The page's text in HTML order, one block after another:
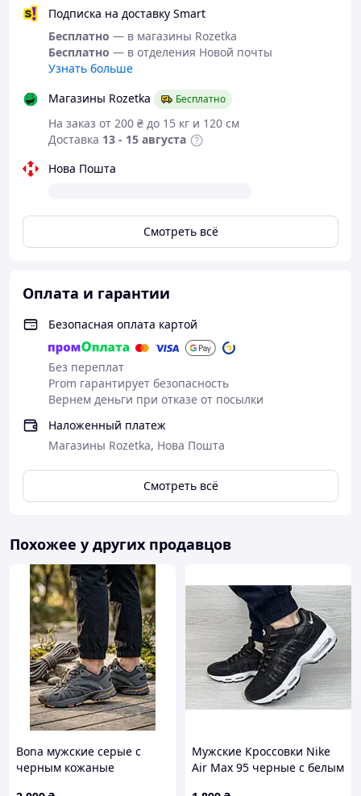
Подписка на доставку Smart
Бесплатно — в магазины Rozetka
Бесплатно — в отделения Новой почты
Узнать больше
Магазины Rozetka
Бесплатно
На заказ от 200 ₴ до 15 кг и 120 см
Доставка 13 - 15 августа
Нова Пошта
Смотреть всё
Оплата и гарантии
Безопасная оплата картой
Без переплат
Prom гарантирует безопасность
Вернем деньги при отказе от посылки
Наложенный платеж
Магазины Rozetka, Нова Пошта
Смотреть всё
Похожее у других продавцов
Bona мужские серые с
черным кожаные
Мужские Кроссовки Nike
Air Max 95 черные с белым